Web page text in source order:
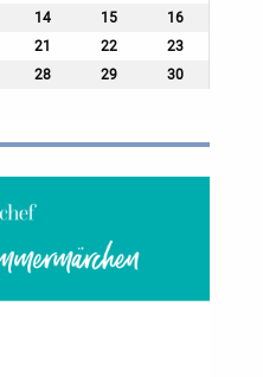
14 15
16
21 22
23
28 29
30